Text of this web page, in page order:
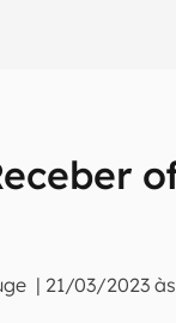
| 21/03/2023
tech!
e reviews